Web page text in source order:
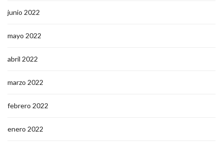
junio 2022
mayo 2022
abril 2022
marzo 2022
febrero 2022
enero 2022